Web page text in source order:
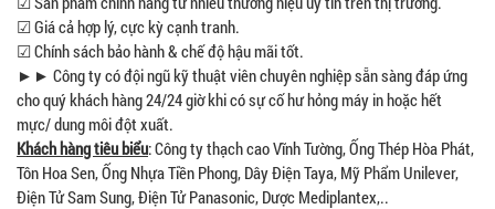
☑ Giá cả hợp lý, cực kỳ cạnh tranh.
☑ Chính sách bảo hành & chế độ hậu mãi tốt.
►► Công ty có đội ngũ kỹ thuật viên chuyên nghiệp sẵn sàng đáp ứng
cho quý khách hàng 24/24 giờ khi có sự cố hư hỏng máy in hoặc hết
mực/ dung môi đột xuất.
Khách hàng tiêu biểu: Công ty thạch cao Vĩnh Tường, Ống Thép Hòa Phát,
Tôn Hoa Sen, Ống Nhựa Tiền Phong, Dây Điện Taya, Mỹ Phẩm Unilever,
Điện Tử Sam Sung, Điện Tử Panasonic, Dược Mediplantex,..